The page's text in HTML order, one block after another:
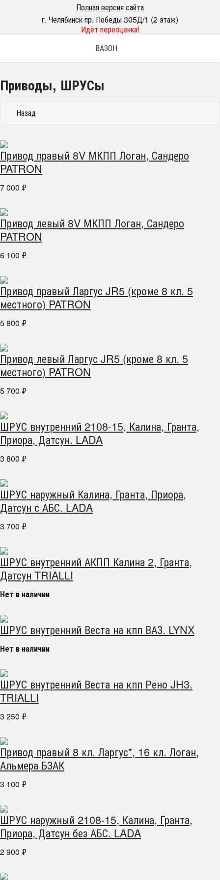
Полная версия сайта
г. Челябинск пр. Победы 305Д/1 (2 этаж)
Идёт переоценка!
ВАЗОН
Приводы, ШРУСы
Назад
Привод правый 8V МКПП Логан, Сандеро
PATRON
7 000 ₽
Привод левый 8V МКПП Логан, Сандеро
PATRON
6 100 ₽
Привод правый Ларгус JR5 (кроме 8 кл. 5
местного) PATRON
5 800 ₽
Привод левый Ларгус JR5 (кроме 8 кл. 5
местного) PATRON
5 700 ₽
ШРУС внутренний 2108-15, Калина, Гранта,
Приора, Датсун. LADA
3 800 ₽
ШРУС наружный Калина, Гранта, Приора,
Датсун с АБС. LADA
3 700 ₽
ШРУС внутренний АКПП Калина 2, Гранта,
Датсун TRIALLI
Нет в наличии
ШРУС внутренний Веста на кпп ВАЗ. LYNX
Нет в наличии
ШРУС внутренний Веста на кпп Рено JH3.
TRIALLI
3 250 ₽
Привод правый 8 кл. Ларгус*, 16 кл. Логан,
Альмера БЗАК
3 100 ₽
ШРУС наружный 2108-15, Калина, Гранта,
Приора, Датсун без АБС. LADA
2 900 ₽